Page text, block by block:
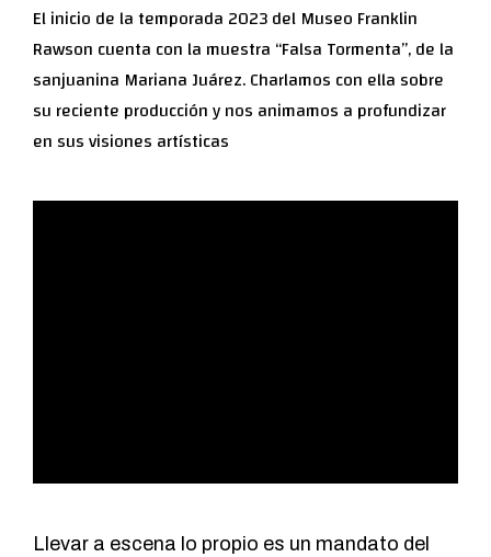
El inicio de la temporada 2023 del Museo Franklin
Rawson cuenta con la muestra “Falsa Tormenta”, de la
sanjuanina Mariana Juárez. Charlamos con ella sobre
su reciente producción y nos animamos a profundizar
en sus visiones artísticas
Llevar a escena lo propio es un mandato del